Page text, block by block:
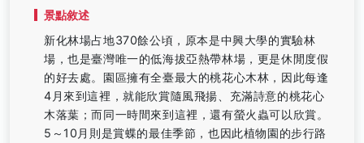
景點敘述
新化林場占地370餘公頃，原本是中興大學的實驗林
場，也是臺灣唯一的低海拔亞熱帶林場，更是休閒度假
的好去處。園區擁有全臺最大的桃花心木林，因此每逢
4月來到這裡，就能欣賞隨風飛揚、充滿詩意的桃花心
木落葉；而同一時間來到這裡，還有螢火蟲可以欣賞。
5～10月則是賞蝶的最佳季節，也因此植物園的步行路